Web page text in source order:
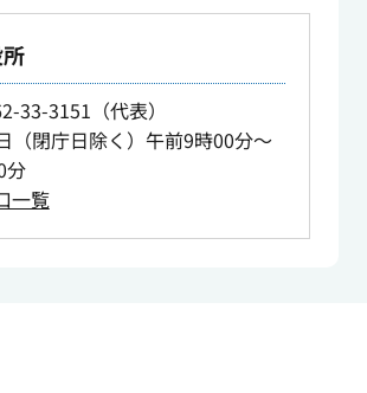
33-3151（代表）
（閉庁日除く）午前9時00分～
分
一覧